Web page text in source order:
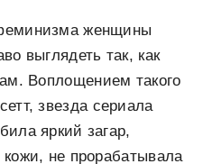
женщины
выглядеть так, как
Воплощением такого
звезда сериала
яркий загар,
не прорабатывала